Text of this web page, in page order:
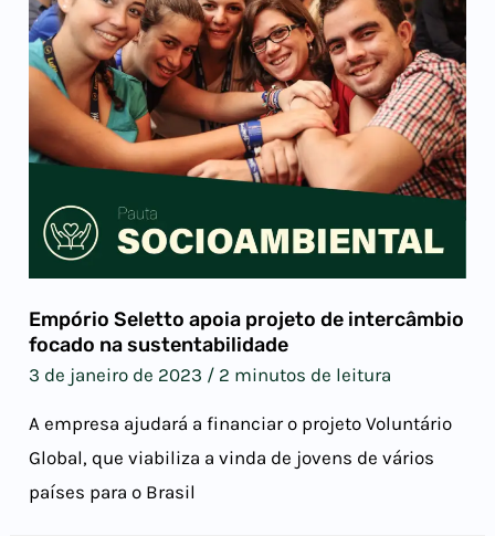
Empório Seletto apoia projeto de intercâmbio
focado na sustentabilidade
3 de janeiro de 2023 / 2 minutos de leitura
A empresa ajudará a financiar o projeto Voluntário
Global, que viabiliza a vinda de jovens de vários
países para o Brasil